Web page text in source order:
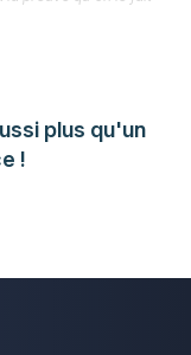
plus qu'un
!